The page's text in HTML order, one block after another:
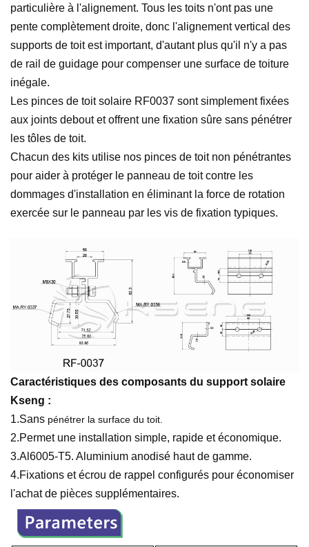
particulière à l'alignement. Tous les toits n'ont pas une
pente complètement droite, donc l'alignement vertical des
supports de toit est important, d'autant plus qu'il n'y a pas
de rail de guidage pour compenser une surface de toiture
inégale.
Les pinces de toit solaire RF0037 sont simplement fixées
aux joints debout et offrent une fixation sûre sans pénétrer
les tôles de toit.
Chacun des kits utilise nos pinces de toit non pénétrantes
pour aider à protéger le panneau de toit contre les
dommages d'installation en éliminant la force de rotation
exercée sur le panneau par les vis de fixation typiques.
Caractéristiques des composants du support solaire
Kseng :
1.Sans pénétrer la surface du toit.
2.Permet une installation simple, rapide et économique.
3.Al6005-T5. Aluminium anodisé haut de gamme.
4.Fixations et écrou de rappel configurés pour économiser
l'achat de pièces supplémentaires.